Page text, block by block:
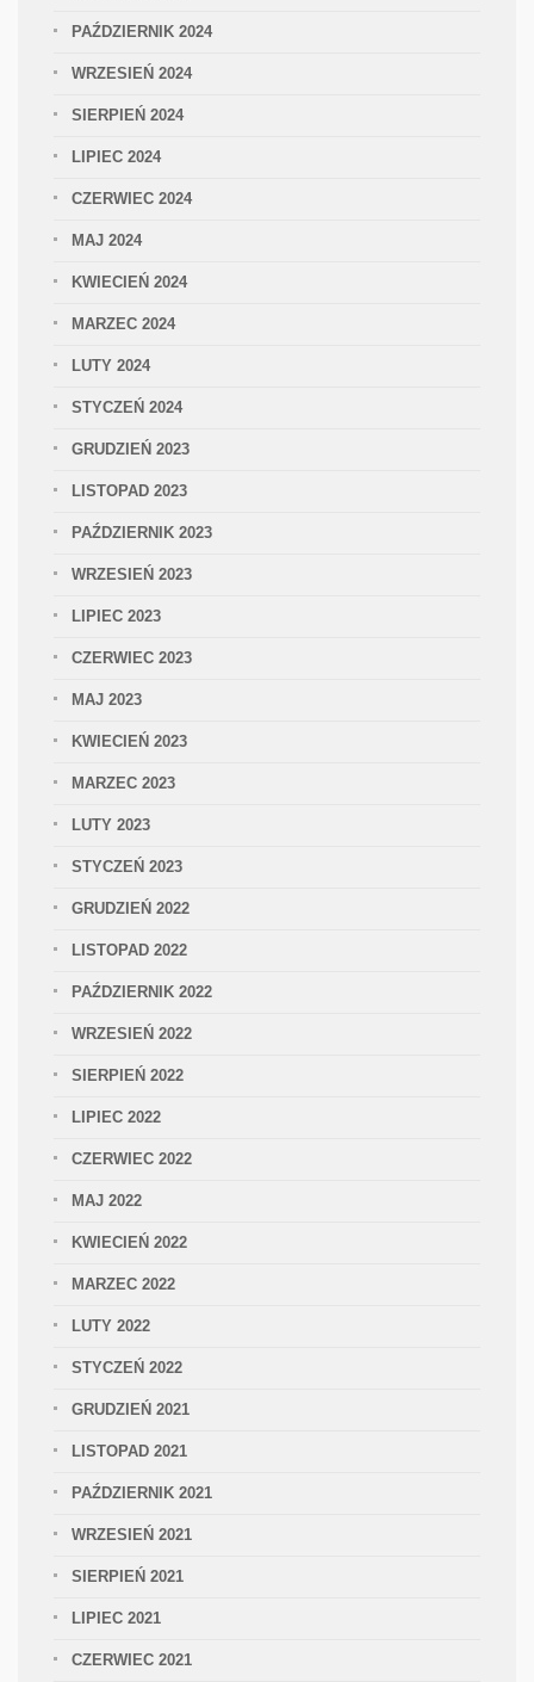
PAŹDZIERNIK 2024
WRZESIEŃ 2024
SIERPIEŃ 2024
LIPIEC 2024
CZERWIEC 2024
MAJ 2024
KWIECIEŃ 2024
MARZEC 2024
LUTY 2024
STYCZEŃ 2024
GRUDZIEŃ 2023
LISTOPAD 2023
PAŹDZIERNIK 2023
WRZESIEŃ 2023
LIPIEC 2023
CZERWIEC 2023
MAJ 2023
KWIECIEŃ 2023
MARZEC 2023
LUTY 2023
STYCZEŃ 2023
GRUDZIEŃ 2022
LISTOPAD 2022
PAŹDZIERNIK 2022
WRZESIEŃ 2022
SIERPIEŃ 2022
LIPIEC 2022
CZERWIEC 2022
MAJ 2022
KWIECIEŃ 2022
MARZEC 2022
LUTY 2022
STYCZEŃ 2022
GRUDZIEŃ 2021
LISTOPAD 2021
PAŹDZIERNIK 2021
WRZESIEŃ 2021
SIERPIEŃ 2021
LIPIEC 2021
CZERWIEC 2021